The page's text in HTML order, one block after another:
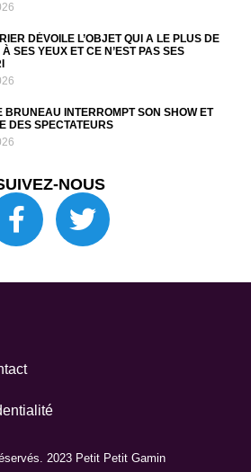
DÉVOILE L’OBJET QUI A LE PLUS DE
SES YEUX ET CE N’EST PAS SES
BRUNEAU INTERROMPT SON SHOW ET
DES SPECTATEURS
NOUS
2023 Petit Petit Gamin